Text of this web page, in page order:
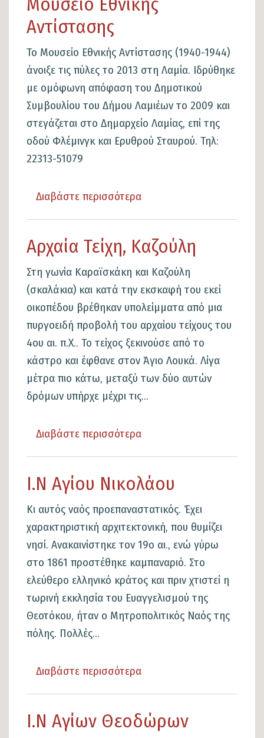
αγιογραφιών
Αντίστασης
Το Μουσείο Εθνικής Αντίστασης (1940-1944)
άνοιξε τις πύλες το 2013 στη Λαμία. Ιδρύθηκε
με ομόφωνη απόφαση του Δημοτικού
Συμβουλίου του Δήμου Λαμιέων το 2009 και
στεγάζεται στο Δημαρχείο Λαμίας, επί της
οδού Φλέμινγκ και Ερυθρού Σταυρού. Τηλ:
22313-51079
Διαβάστε περισσότερα
Εθνικής
Αντίστασης
Αρχαία Τείχη, Καζούλη
Στη γωνία Καραϊσκάκη και Καζούλη
(σκαλάκια) και κατά την εκσκαφή του εκεί
οικοπέδου βρέθηκαν υπολείμματα από μια
πυργοειδή προβολή του αρχαίου τείχους του
4ου αι. π.Χ.. Το τείχος ξεκινούσε από το
κάστρο και έφθανε στον Άγιο Λουκά. Λίγα
μέτρα πιο κάτω, μεταξύ των δύο αυτών
δρόμων υπήρχε μέχρι τις...
Διαβάστε περισσότερα
Τείχη,
Καζούλη
Ι.Ν Αγίου Νικολάου
Κι αυτός ναός προεπαναστατικός. Έχει
χαρακτηριστική αρχιτεκτονική, που θυμίζει
νησί. Ανακαινίστηκε τον 19ο αι., ενώ γύρω
στο 1861 προστέθηκε καμπαναριό. Στο
ελεύθερο ελληνικό κράτος και πριν χτιστεί η
τωρινή εκκλησία του Ευαγγελισμού της
Θεοτόκου, ήταν ο Μητροπολιτικός Ναός της
πόλης. Πολλές...
Διαβάστε περισσότερα
Αγίου
Ι.Ν Αγίων Θεοδώρων